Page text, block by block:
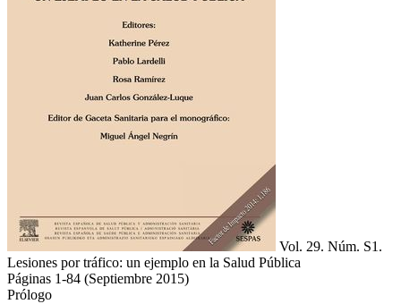
Vol. 29. Núm. S1.
Lesiones por tráfico: un ejemplo en la Salud Pública
Páginas 1-84 (Septiembre 2015)
Prólogo